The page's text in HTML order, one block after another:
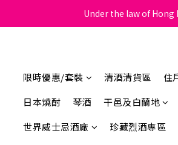
Under the law of
限時優惠/套裝 清酒清貨區
住
日本燒酎
琴酒
干邑及白蘭地
世界威士忌酒廠
珍藏烈酒專區